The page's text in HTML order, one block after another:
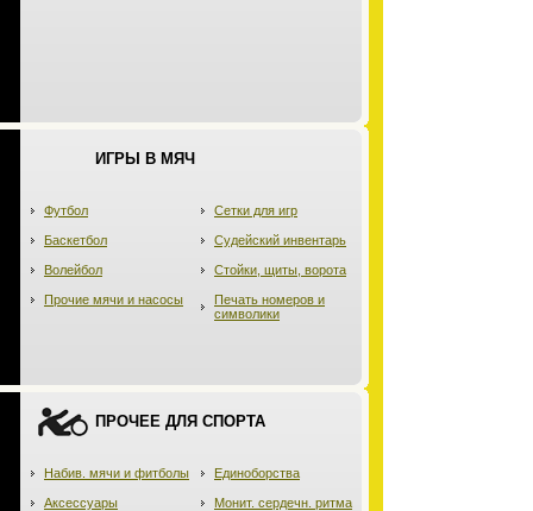
ИГРЫ В МЯЧ
Футбол
Баскетбол
Волейбол
Прочие мячи и насосы
Сетки для игр
Судейский инвентарь
Стойки, щиты, ворота
Печать номеров и
символики
ПРОЧЕЕ ДЛЯ СПОРТА
Набив. мячи и фитболы
Аксессуары
Единоборства
Монит. сердечн. ритма